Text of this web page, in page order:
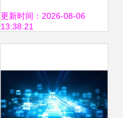
的幕后英雄与企业
更新时间：2026-08-06
13:38:21